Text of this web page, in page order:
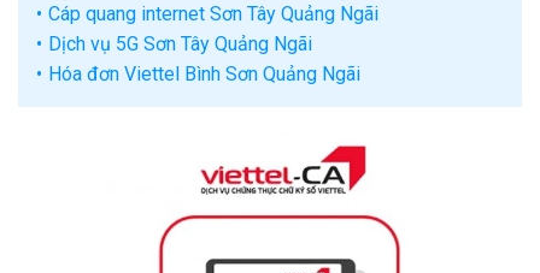
Cáp quang internet Sơn Tây Quảng Ngãi
Dịch vụ 5G Sơn Tây Quảng Ngãi
Hóa đơn Viettel Bình Sơn Quảng Ngãi